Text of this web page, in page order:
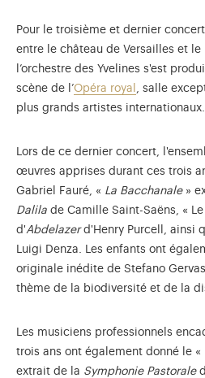
Pour le troisième et dernier
entre le château de Versailles et le
l’orchestre des Yvelines s'est
scène de l’Opéra royal
, salle
plus grands artistes internationaux.
Lors de ce dernier concert,
œuvres apprises durant ces trois
Gabriel Fauré, « La Bacchanale»
Dalila de Camille Saint-Saëns, «
d'Abdelazerd'Henry Purcell, ainsi
Luigi Denza. Les enfants ont
originale inédite de Stefano
thème de la biodiversité et de la
Les musiciens professionnels
trois ans ont également donné le «
extrait de la Symphonie Pastorale